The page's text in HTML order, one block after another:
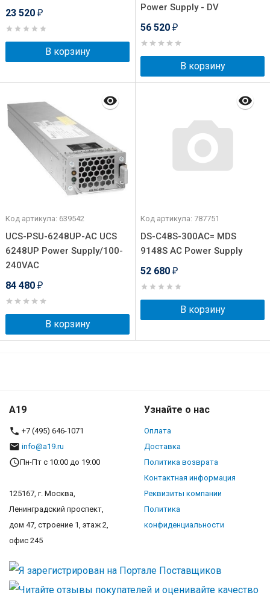
23 520 ₽
В корзину
Power Supply - DV
56 520 ₽
В корзину
Код артикула: 639542
UCS-PSU-6248UP-AC UCS
6248UP Power Supply/100-
240VAC
84 480 ₽
В корзину
Код артикула: 787751
DS-C48S-300AC= MDS
9148S AC Power Supply
52 680 ₽
В корзину
A19
+7 (495) 646-1071
info@a19.ru
Пн-Пт с 10:00 до 19:00
125167, г. Москва,
Ленинградский проспект,
дом 47, строение 1, этаж 2,
офис 245
Узнайте о нас
Оплата
Доставка
Политика возврата
Контактная информация
Реквизиты компании
Политика
конфиденциальности